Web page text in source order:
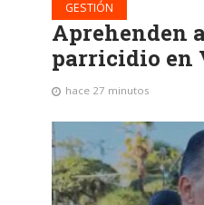
GESTIÓN
Aprehenden
parricidio en
hace 27 minutos